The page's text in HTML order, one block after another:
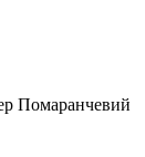
Помаранчевий